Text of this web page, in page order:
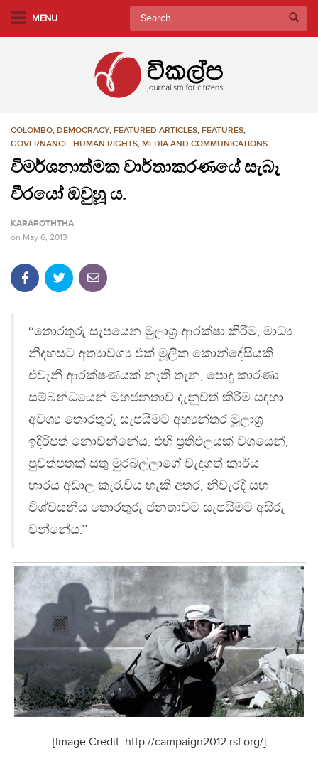
MENU
Search
for:
COLOMBO, DEMOCRACY, FEATURED ARTICLES, FEATURES,
GOVERNANCE, HUMAN RIGHTS, MEDIA AND COMMUNICATIONS
විමර්ශනාත්මක වාර්තාකරණයේ සැබෑ
වීරයෝ ඔවුහූ ය.
KARAPOTHTHA
on May 6, 2013
‘‘තොරතුරු සැපයෙන මුලාශ‍්‍ර ආරක්ෂා කිරීම, මාධ්‍ය
නිදහසට අත්‍යාවශ්‍ය එක් මූලික කොන්දේසියකි…
එවැනි ආරක්ෂණයක් නැති තැන, පොදු කාරණා
සම්බන්ධයෙන් මහජනතාව දැනුවත් කිරීම සඳහා
අවශ්‍ය තොරතුරු සැපයීමට අභ්‍යන්තර මූලාශ‍්‍ර
ඉදිරිපත් නොවන්නේය. එහි ප‍්‍රතිඵලයක් වශයෙන්,
පුවත්පතක් සතු මුරබල්ලාගේ වැදගත් කාර්ය
භාරය අඩාල කැරැවිය හැකි අතර, නිවැරදි සහ
විශ්වසනීය තොරතුරු ජනතාවට සැපයීමට අසීරු
වන්නේය.’’
[Image Credit: http://campaign2012.rsf.org/]